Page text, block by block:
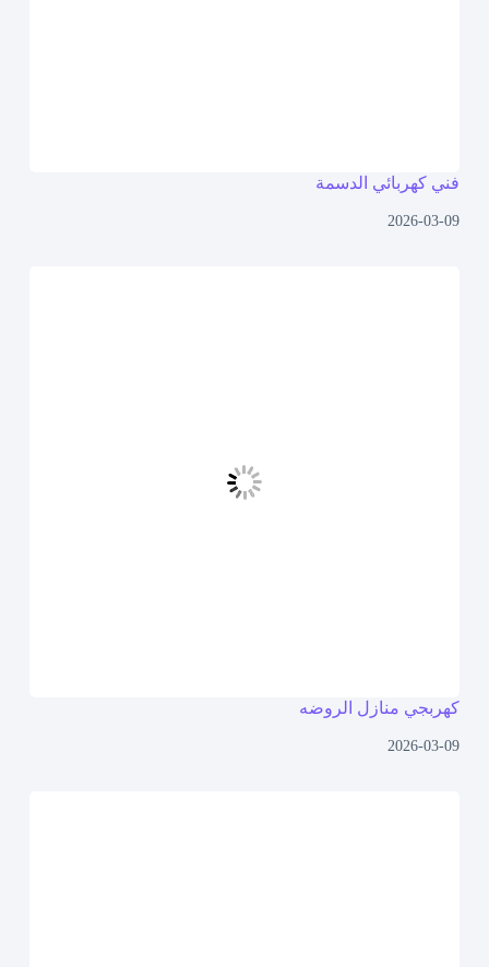
فني كهربائي الدسمة
2026-03-09
كهربجي منازل الروضه
2026-03-09